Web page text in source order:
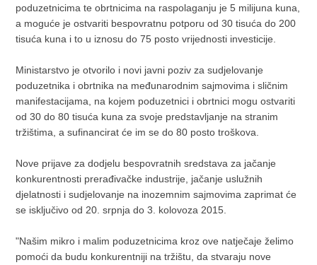
poduzetnicima te obrtnicima na raspolaganju je 5 milijuna kuna,
a moguće je ostvariti bespovratnu potporu od 30 tisuća do 200
tisuća kuna i to u iznosu do 75 posto vrijednosti investicije.
Ministarstvo je otvorilo i novi javni poziv za sudjelovanje
poduzetnika i obrtnika na međunarodnim sajmovima i sličnim
manifestacijama, na kojem poduzetnici i obrtnici mogu ostvariti
od 30 do 80 tisuća kuna za svoje predstavljanje na stranim
tržištima, a sufinancirat će im se do 80 posto troškova.
Nove prijave za dodjelu bespovratnih sredstava za jačanje
konkurentnosti prerađivačke industrije, jačanje uslužnih
djelatnosti i sudjelovanje na inozemnim sajmovima zaprimat će
se isključivo od 20. srpnja do 3. kolovoza 2015.
"Našim mikro i malim poduzetnicima kroz ove natječaje želimo
pomoći da budu konkurentniji na tržištu, da stvaraju nove